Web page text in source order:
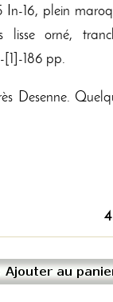
In-16, plein
orné,
[1]-186 pp.
Desenne.